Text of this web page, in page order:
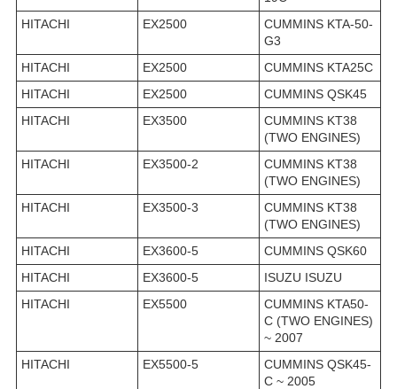
HITACHI
EX2500
CUMMINS KTA-50-
G3
HITACHI
EX2500
CUMMINS KTA25C
HITACHI
EX2500
CUMMINS QSK45
HITACHI
EX3500
CUMMINS KT38
(TWO ENGINES)
HITACHI
EX3500-2
CUMMINS KT38
(TWO ENGINES)
HITACHI
EX3500-3
CUMMINS KT38
(TWO ENGINES)
HITACHI
EX3600-5
CUMMINS QSK60
HITACHI
EX3600-5
ISUZU ISUZU
HITACHI
EX5500
CUMMINS KTA50-
C (TWO ENGINES)
~ 2007
HITACHI
EX5500-5
CUMMINS QSK45-
C ~ 2005